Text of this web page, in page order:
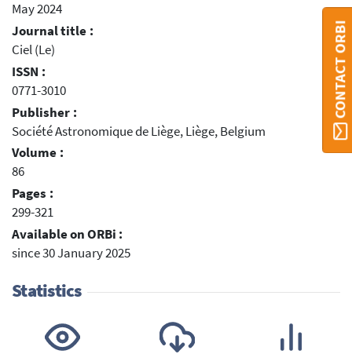
May 2024
Journal title :
Ciel (Le)
ISSN :
0771-3010
Publisher :
Société Astronomique de Liège, Liège, Belgium
Volume :
86
Pages :
299-321
Available on ORBi :
since 30 January 2025
Statistics
CONTACT ORBI